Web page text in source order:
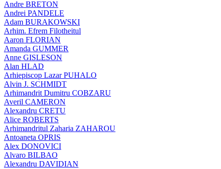
Andre BRETON
Andrei PANDELE
Adam BURAKOWSKI
Arhim. Efrem Filotheitul
Aaron FLORIAN
Amanda GUMMER
Anne GISLESON
Alan HLAD
Arhiepiscop Lazar PUHALO
Alvin J. SCHMIDT
Arhimandrit Dumitru COBZARU
Averil CAMERON
Alexandru CRETU
Alice ROBERTS
Arhimandritul Zaharia ZAHAROU
Antoaneta OPRIS
Alex DONOVICI
Alvaro BILBAO
Alexandru DAVIDIAN